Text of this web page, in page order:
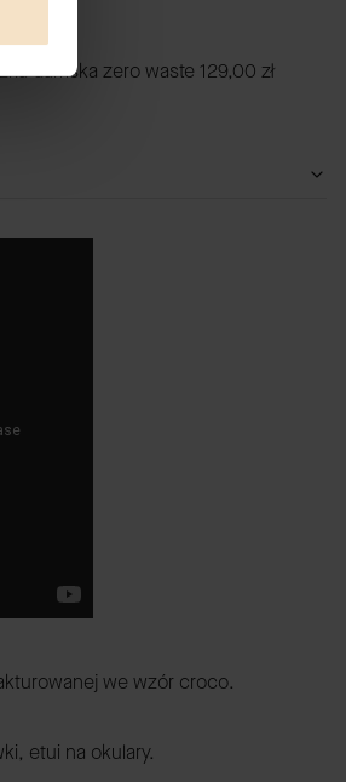
damska zero waste 129,00 zł
we wzór croco.
etui na okulary.